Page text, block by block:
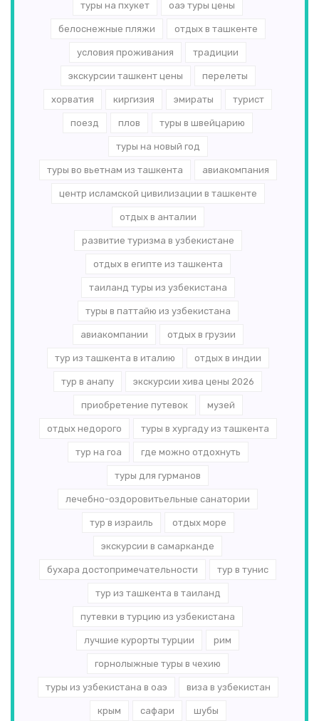
туры на пхукет оаэ туры цены
белоснежные пляжи отдых в ташкенте
условия проживания традиции
экскурсии ташкент цены перелеты
хорватия киргизия эмираты турист
поезд плов туры в швейцарию
туры на новый год
туры во вьетнам из ташкента авиакомпания
центр исламской цивилизации в ташкенте
отдых в анталии
развитие туризма в узбекистане
отдых в египте из ташкента
таиланд туры из узбекистана
туры в паттайю из узбекистана
авиакомпании отдых в грузии
тур из ташкента в италию отдых в индии
тур в анапу экскурсии хива цены 2026
приобретение путевок музей
отдых недорого туры в хургаду из ташкента
тур на гоа где можно отдохнуть
туры для гурманов
лечебно-оздоровитьельные санатории
тур в израиль отдых море
экскурсии в самарканде
бухара достопримечательности тур в тунис
тур из ташкента в таиланд
путевки в турцию из узбекистана
лучшие курорты турции рим
горнолыжные туры в чехию
туры из узбекистана в оаэ виза в узбекистан
крым сафари шубы